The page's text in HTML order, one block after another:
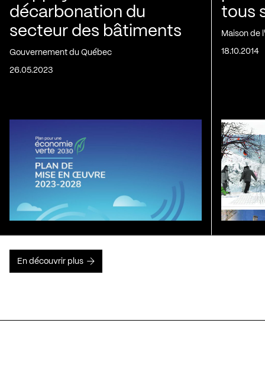
décarbonation du
secteur des bâtiments
Gouvernement du Québec
26.05.2023
tous
Maison de
18.10.2014
En découvrir plus